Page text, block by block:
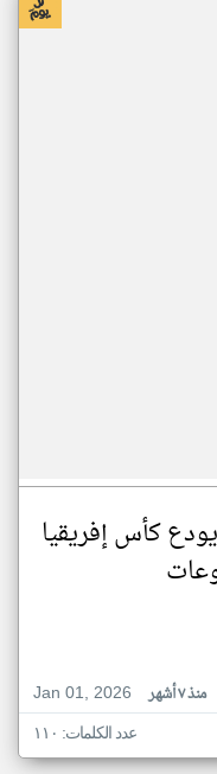
كأس إفريقيا
Jan 01, 2026
منذ ٧ أشهر
عدد الكلمات: ١١٠